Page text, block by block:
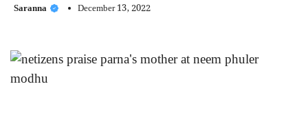
Saranna December 13, 2022